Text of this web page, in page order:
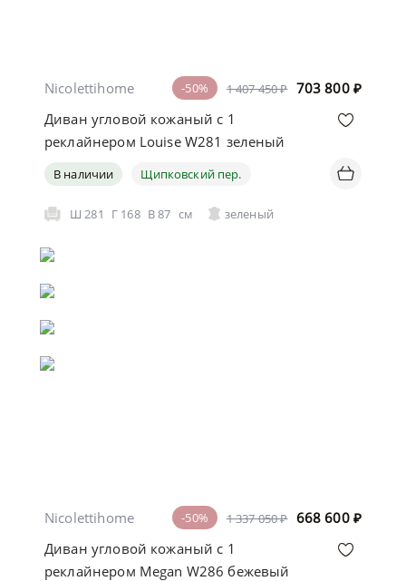
1 407 450 ₽ 703 800 ₽
-50%
Nicolettihome
Диван угловой кожаный с 1
реклайнером Louise W281 зеленый
В наличии Щипковский пер.
Ш 281 Г 168 В87 см зеленый
1 337 050 ₽ 668 600 ₽
-50%
Nicolettihome
Диван угловой кожаный с 1
реклайнером Megan W286 бежевый